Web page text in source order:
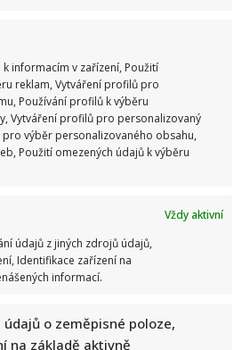
informacím v zařízení, Použití
reklam, Vytváření profilů pro
Používání profilů k výběru
Vytváření profilů pro personalizovaný
výběr personalizovaného obsahu,
Použití omezených údajů k výběru
Vždy aktivní
údajů z jiných zdrojů údajů,
Identifikace zařízení na
informací.
o zeměpisné poloze,
na základě aktivně